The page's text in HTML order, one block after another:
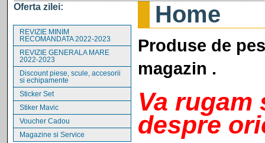
Oferta zilei:
REVIZIE MINIM
RECOMANDATA 2022-2023
REVIZIE GENERALA MARE
2022-2023
Discount piese, scule, accesorii
si echipamente
Sticker Set
Stiker Mavic
Voucher Cadou
Magazine si Service
Home
Produse de
magazin .
Va
despre